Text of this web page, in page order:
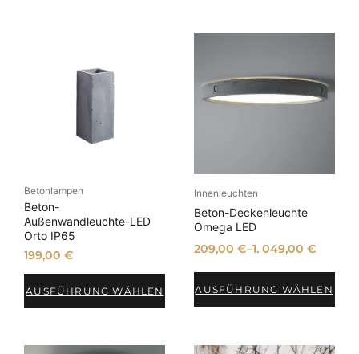
Betonlampen
Beton-
Außenwandleuchte-LED
Orto IP65
199,00€
AUSFÜHRUNG WÄHLEN
Innenleuchten
Beton-Deckenleuchte
Omega LED
209,00 €–1. 049,00 €
AUSFÜHRUNG WÄHLEN